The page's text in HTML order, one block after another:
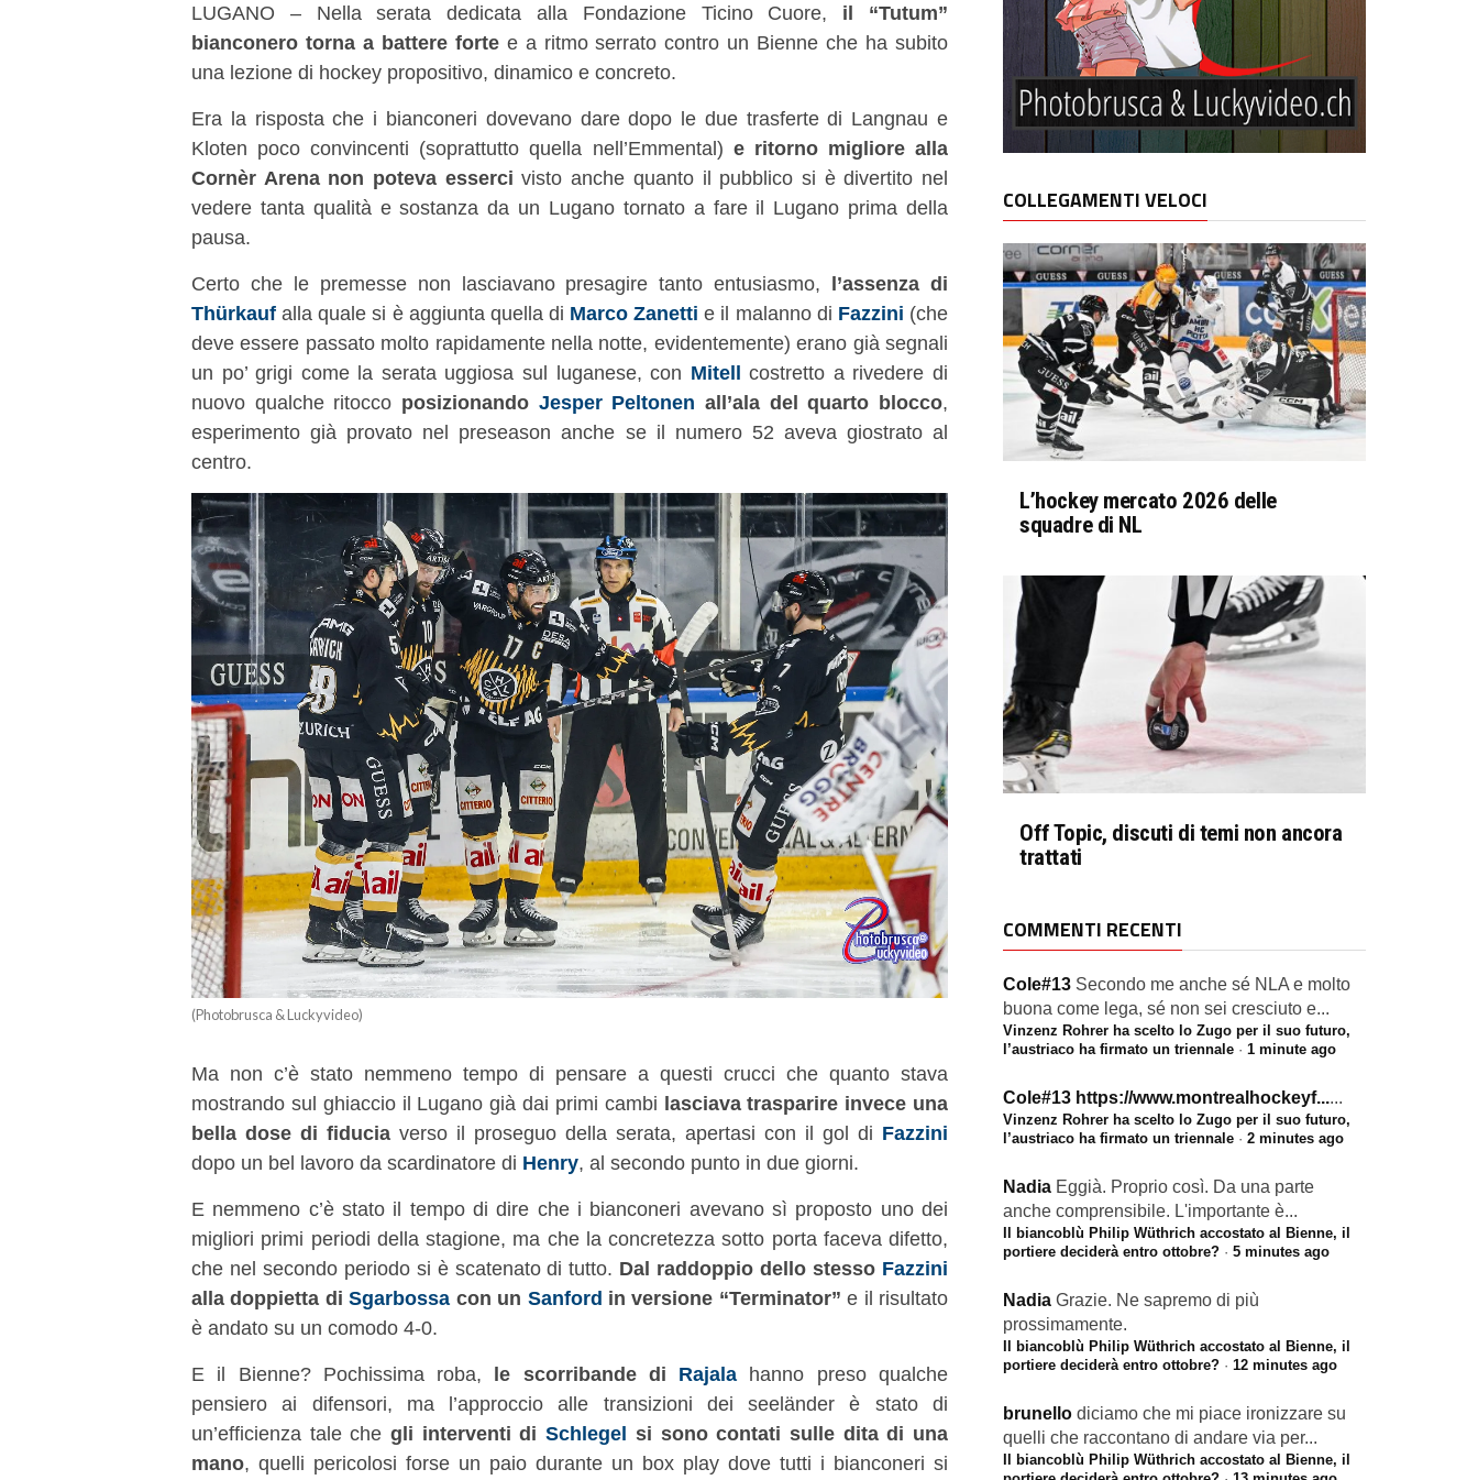
LUGANO – Nella serata dedicata alla Fondazione Ticino Cuore, il “Tutum”
bianconero torna a battere fortee a ritmo serrato contro un Bienne che ha subito
una lezione di hockey propositivo, dinamico e concreto.
Era la risposta che i bianconeri dovevano dare dopo le due trasferte di Langnau e
Kloten poco convincenti (soprattutto quella nell’Emmental) e ritorno migliore alla
Cornèr Arena non poteva esserci visto anche quanto il pubblico si è divertito nel
vedere tanta qualità e sostanza da un Lugano tornato a fare il Lugano prima della
pausa.
Certo che le premesse non lasciavano presagire tanto entusiasmo, l’assenza di
Thürkauf alla quale si è aggiunta quella di Marco Zanetti e il malanno di Fazzini (che
deve essere passato molto rapidamente nella notte, evidentemente) erano già segnali
un po’ grigi come la serata uggiosa sul luganese, con Mitell costretto a rivedere di
nuovo qualche ritocco posizionando Jesper Peltonen all’ala del quarto blocco,
esperimento già provato nel preseason anche se il numero 52 aveva giostrato al
centro.
(Photobrusca & Luckyvideo)
Ma non c’è stato nemmeno tempo di pensare a questi crucci che quanto stava
mostrando sul ghiaccio il Lugano già dai primi cambi lasciava trasparire invece una
bella dose di fiducia verso il proseguo della serata, apertasi con il gol di Fazzini
dopo un bel lavoro da scardinatore di Henry, al secondo punto in due giorni.
E nemmeno c’è stato il tempo di dire che i bianconeri avevano sì proposto uno dei
migliori primi periodi della stagione, ma che la concretezza sotto porta faceva difetto,
che nel secondo periodo si è scatenato di tutto. Dal raddoppio dello stesso Fazzini
alla doppietta diSgarbossa con un Sanford in versione “Terminator” e il risultato
è andato su un comodo 4-0.
E il Bienne? Pochissima roba, le scorribande di Rajala hanno preso qualche
pensiero ai difensori, ma l’approccio alle transizioni dei seeländer è stato di
un’efficienza tale chegli interventi diSchlegel si sono contati sulle dita di una
mano, quelli pericolosi forse un paio durante un box play dove tutti i bianconeri si
COLLEGAMENTI VELOCI
L’hockey mercato 2026 delle
squadre di NL
Off Topic, discuti di temi non ancora
trattati
COMMENTI RECENTI
Cole#13 Secondo me anche sé NLA e molto
buona come lega, sé non sei cresciuto e...
Vinzenz Rohrer ha scelto lo Zugo per il suo futuro,
l’austriaco ha firmato un triennale · 1 minute ago
Cole#13 https://www.montrealhockeyf......
Vinzenz Rohrer ha scelto lo Zugo per il suo futuro,
l’austriaco ha firmato un triennale · 2 minutes ago
Nadia Eggià. Proprio così. Da una parte
anche comprensibile. L'importante è...
Il biancoblù Philip Wüthrich accostato al Bienne, il
portiere deciderà entro ottobre? · 5 minutes ago
Nadia Grazie. Ne sapremo di più
prossimamente.
Il biancoblù Philip Wüthrich accostato al Bienne, il
portiere deciderà entro ottobre? · 12 minutes ago
brunello diciamo che mi piace ironizzare su
quelli che raccontano di andare via per...
Il biancoblù Philip Wüthrich accostato al Bienne, il